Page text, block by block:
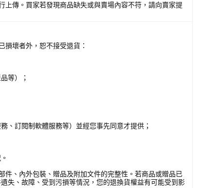
傳。買家若發現商品缺失或與賣場內容不符，請向賣家提
壞者外，恕不接受退貨：
等）；
、訂閱制軟體服務等）並經您事先同意才提供；
、內外包裝、贈品及附加文件的完整性。若商品或贈品已
失、故障、受到污損等情況，您的退換貨權益有可能受到影